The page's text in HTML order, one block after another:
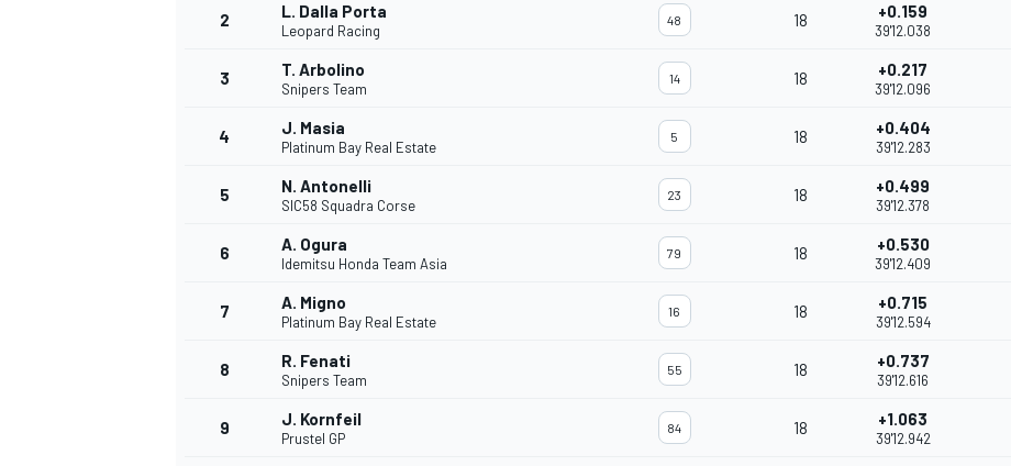
2 L. Dalla Porta
Leopard Racing
48 18 +0.159
39'12.038
3 T. Arbolino
Snipers Team
14 18 +0.217
39'12.096
4 J. Masia
Platinum Bay Real Estate
5 18 +0.404
39'12.283
5 N. Antonelli
SIC58 Squadra Corse
23 18 +0.499
39'12.378
6 A. Ogura
Idemitsu Honda Team Asia
79 18 +0.530
39'12.409
7 A. Migno
Platinum Bay Real Estate
16 18 +0.715
39'12.594
8 R. Fenati
Snipers Team
55 18 +0.737
39'12.616
9 J. Kornfeil
Prustel GP
84 18 +1.063
39'12.942